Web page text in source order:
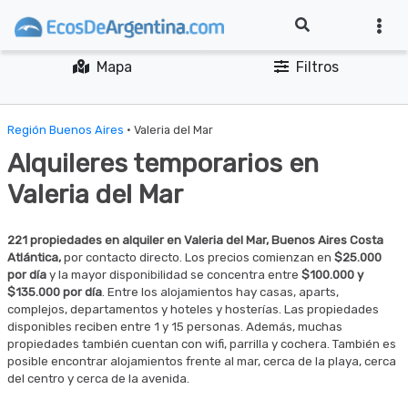
Mapa Filtros
Región Buenos Aires · Valeria del Mar
Alquileres temporarios en
Valeria del Mar
221 propiedades en alquiler en Valeria del Mar, Buenos Aires Costa
Atlántica, por contacto directo. Los precios comienzan en $25.000
por día y la mayor disponibilidad se concentra entre $100.000 y
$135.000 por día. Entre los alojamientos hay casas, aparts,
complejos, departamentos y hoteles y hosterías. Las propiedades
disponibles reciben entre 1 y 15 personas. Además, muchas
propiedades también cuentan con wifi, parrilla y cochera. También es
posible encontrar alojamientos frente al mar, cerca de la playa, cerca
del centro y cerca de la avenida.